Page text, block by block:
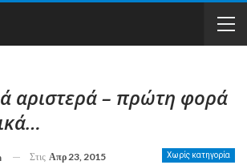
αριστερά – πρώτη φορά
Χωρίς κατηγορία
Στις Απρ 23, 2015